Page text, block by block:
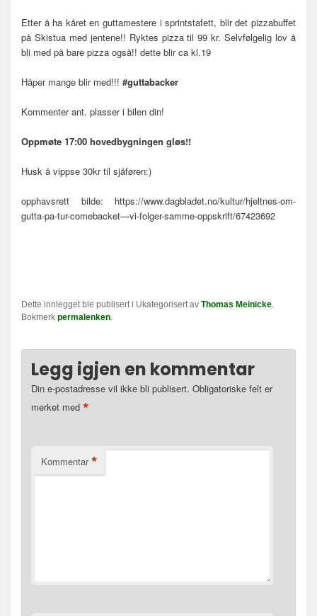
Etter å ha kåret en guttamestere i sprintstafett, blir det pizzabuffet
på Skistua med jentene!! Ryktes pizza til 99 kr. Selvfølgelig lov å
bli med på bare pizza også!! dette blir ca kl.19
Håper mange blir med!!! #guttabacker
Kommenter ant. plasser i bilen din!
Oppmøte 17:00 hovedbygningen gløs!!
Husk å vippse 30kr til sjåføren:)
opphavsrett bilde: https://www.dagbladet.no/kultur/hjeltnes-om-
gutta-pa-tur-comebacket—vi-folger-samme-oppskrift/67423692
Dette innlegget ble publisert i Ukategorisert av Thomas Meinicke.
Bokmerk permalenken.
Legg igjen en kommentar
Din e-postadresse vil ikke bli publisert. Obligatoriske felt er
merket med *
Kommentar *